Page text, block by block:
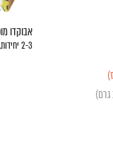
אבוקדו
2-3 יחידות, כ-550 גרם. ישראל